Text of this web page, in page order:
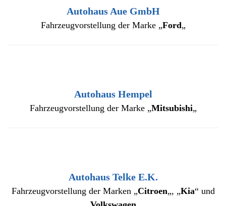
Autohaus Aue GmbH
Fahrzeugvorstellung der Marke „Ford„
Autohaus Hempel
Fahrzeugvorstellung der Marke „Mitsubishi„
Autohaus Telke E.K.
Fahrzeugvorstellung der Marken „Citroen„, „Kia“ und